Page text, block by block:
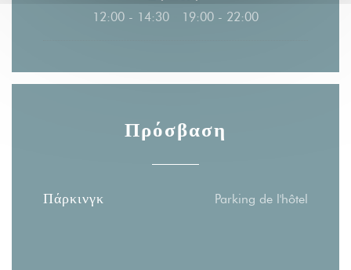
12:00 - 14:30
19:00 - 22:00
Πρόσβαση
Πάρκινγκ Parking de l'hôtel